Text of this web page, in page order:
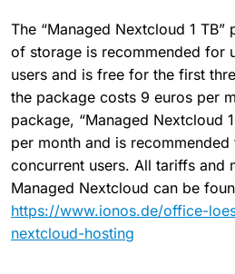
The “Managed Nextcloud 1
of storage is recommended for
users and is free for the first
the package costs 9 euros per
package, “Managed Nextcloud
per month and is
concurrent users. All tariffs and
Managed Nextcloud can be
https://www.ionos.de/office-
nextcloud-hosting